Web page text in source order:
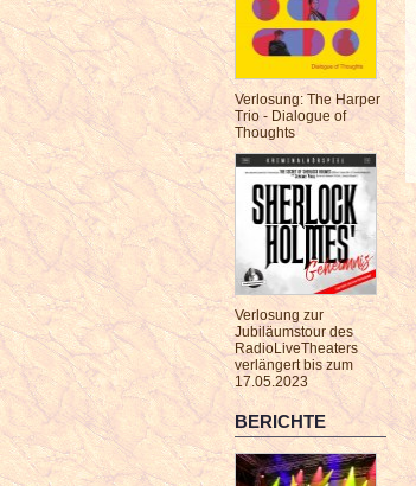
Verlosung: The Harper
Trio - Dialogue of
Thoughts
Verlosung zur
Jubiläumstour des
RadioLiveTheaters
verlängert bis zum
17.05.2023
BERICHTE